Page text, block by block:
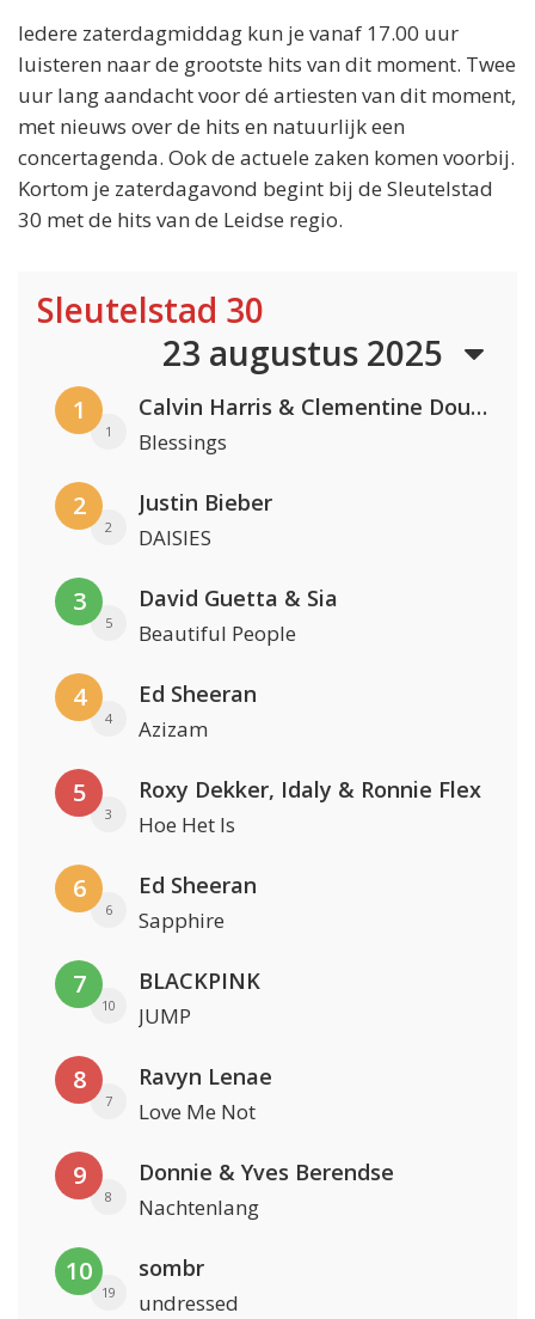
Iedere zaterdagmiddag kun je vanaf 17.00 uur
luisteren naar de grootste hits van dit moment. Twee
uur lang aandacht voor dé artiesten van dit moment,
met nieuws over de hits en natuurlijk een
concertagenda. Ook de actuele zaken komen voorbij.
Kortom je zaterdagavond begint bij de Sleutelstad
30 met de hits van de Leidse regio.
Sleutelstad 30
23 augustus 2025
1
1
Calvin Harris & Clementine Douglas
Blessings
2
2
Justin Bieber
DAISIES
3
5
David Guetta & Sia
Beautiful People
4
4
Ed Sheeran
Azizam
5
3
Roxy Dekker, Idaly & Ronnie Flex
Hoe Het Is
6
6
Ed Sheeran
Sapphire
7
10
BLACKPINK
JUMP
8
7
Ravyn Lenae
Love Me Not
9
8
Donnie & Yves Berendse
Nachtenlang
10
19
sombr
undressed